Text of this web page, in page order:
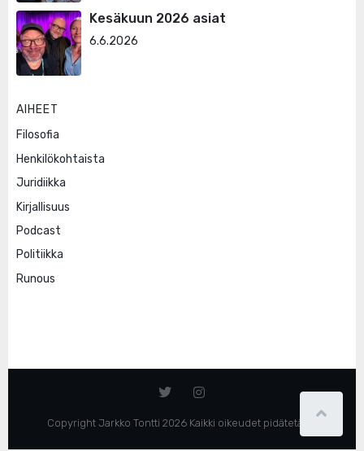
Kesäkuun 2026 asiat
6.6.2026
AIHEET
Filosofia
Henkilökohtaista
Juridiikka
Kirjallisuus
Podcast
Politiikka
Runous
Copyright Jarkko Tontti 2026 Kaikki oikeudet pidätetään.